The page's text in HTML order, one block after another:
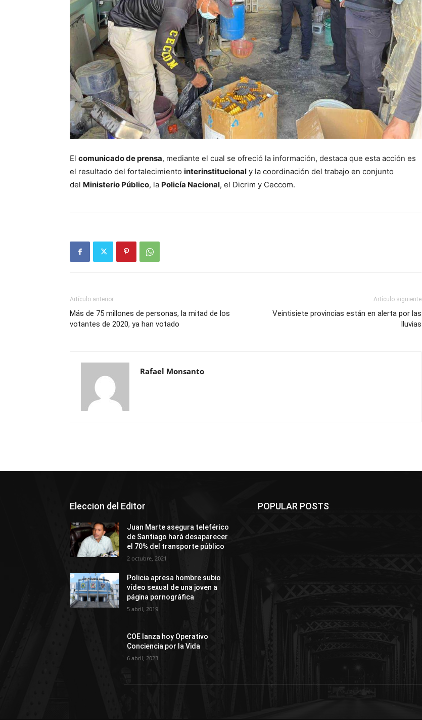
El comunicado de prensa, mediante el cual se ofreció la información, destaca que esta acción es
el resultado del fortalecimiento interinstitucional y la coordinación del trabajo en conjunto
del Ministerio Público, la Policía Nacional, el Dicrim y Ceccom.
Artículo anterior
Más de 75 millones de personas, la mitad de los
votantes de 2020, ya han votado
Artículo siguiente
Veintisiete provincias están en alerta por las
lluvias
Rafael Monsanto
Eleccion del Editor
Juan Marte asegura teleférico
de Santiago hará desaparecer
el 70% del transporte público
2 octubre, 2021
Policia apresa hombre subio
vídeo sexual de una joven a
página pornográfica
5 abril, 2019
COE lanza hoy Operativo
Conciencia por la Vida
6 abril, 2023
POPULAR POSTS